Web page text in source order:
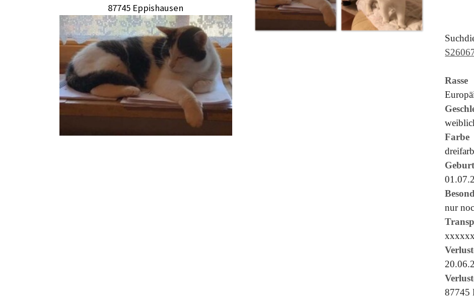
87745 Eppishausen
Rasse
Farbe
nur
87745